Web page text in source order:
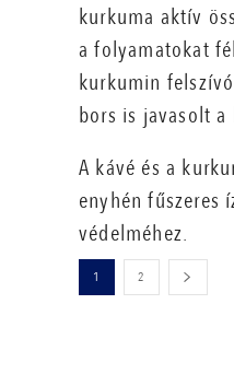
kurkuma aktív
a folyamatokat
kurkumin
bors is javasolt a
A kávé és a
enyhén fűszeres
védelméhez.
1 2